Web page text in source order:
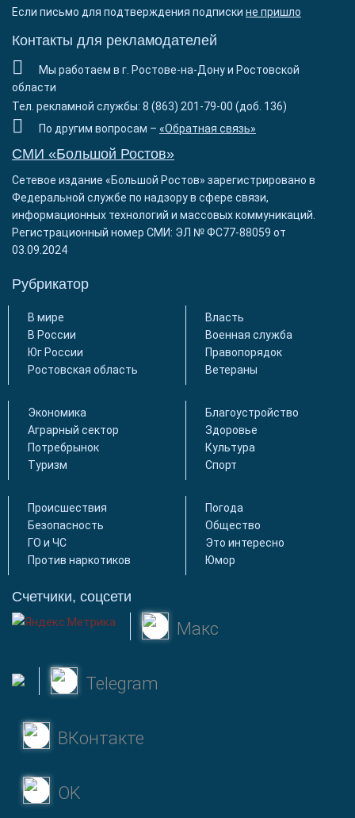
Если письмо для подтверждения подписки не пришло
Контакты для рекламодателей
Мы работаем в г. Ростове-на-Дону и Ростовской
области
Тел. рекламной службы: 8 (863) 201-79-00 (доб. 136)
По другим вопросам – «Обратная связь»
СМИ «Большой Ростов»
Сетевое издание «Большой Ростов» зарегистрировано в
Федеральной службе по надзору в сфере связи,
информационных технологий и массовых коммуникаций.
Регистрационный номер СМИ: ЭЛ № ФС77-88059 от
03.09.2024
Рубрикатор
В мире
В России
Юг России
Ростовская область
Власть
Военная служба
Правопорядок
Ветераны
Экономика
Аграрный сектор
Потребрынок
Туризм
Благоустройство
Здоровье
Культура
Спорт
Происшествия
Безопасность
ГО и ЧС
Против наркотиков
Погода
Общество
Это интересно
Юмор
Счетчики, соцсети
Макс
Telegram
ВКонтакте
OK